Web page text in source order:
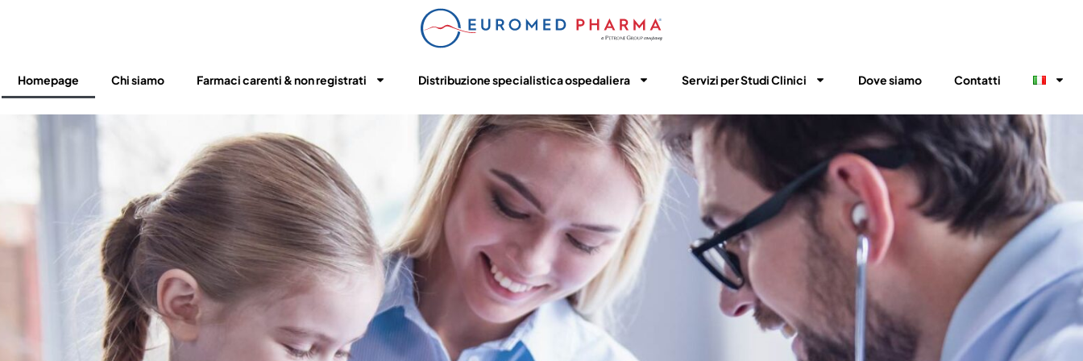
Homepage Chi siamo Farmaci carenti & non registrati Distribuzione specialistica ospedaliera Servizi per Studi Clinici Dove siamo Contatti